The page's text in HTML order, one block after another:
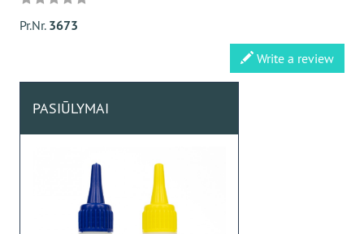
Pr.Nr. 3673
Write a review
PASIŪLYMAI